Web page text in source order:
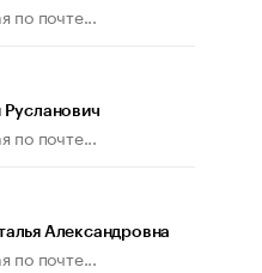
по почте...
по почте...
Александровна
по почте...